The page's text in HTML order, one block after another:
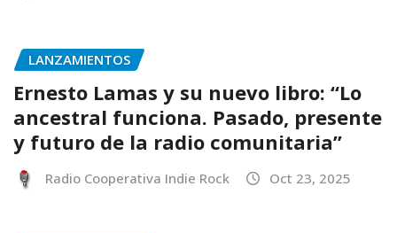
LANZAMIENTOS
Ernesto Lamas y su nuevo libro: “Lo
ancestral funciona. Pasado, presente
y futuro de la radio comunitaria”
Radio Cooperativa Indie Rock Oct 23, 2025